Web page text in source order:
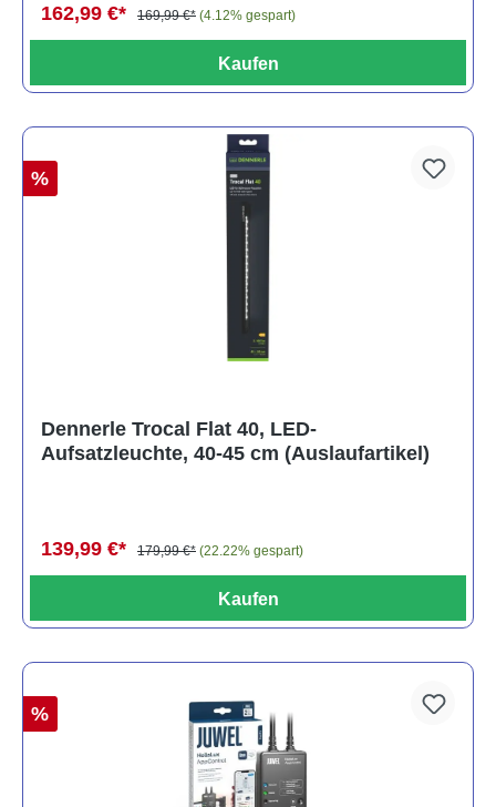
162,99 €* 169,99 €* (4.12% gespart)
Kaufen
%
Dennerle Trocal Flat 40, LED-
Aufsatzleuchte, 40-45 cm (Auslaufartikel)
139,99 €* 179,99 €* (22.22% gespart)
Kaufen
%